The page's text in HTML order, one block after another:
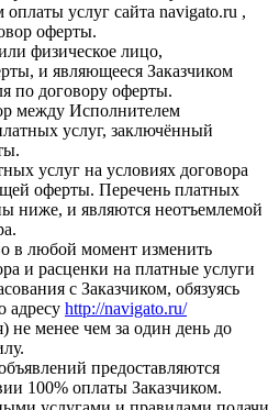
услуг сайта navigato.ru ,
оферты.
физическое лицо,
и являющееся Заказчиком
по договору оферты.
между Исполнителем
услуг, заключённый
услуг на условиях договора
оферты. Перечень платных
ниже, и являются неотъемлемой
в любой момент изменить
и расценки на платные услуги
с Заказчиком, обязуясь
адресу http://navigato.ru/
менее чем за один день до
предоставляются
100% оплаты Заказчиком.